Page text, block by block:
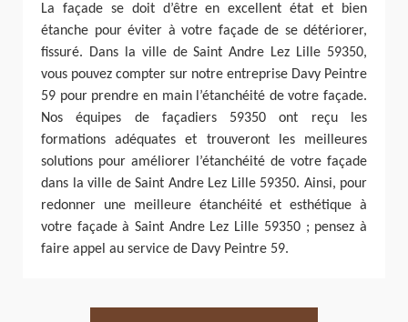
La façade se doit d’être en excellent état et bien
étanche pour éviter à votre façade de se détériorer,
fissuré. Dans la ville de Saint Andre Lez Lille 59350,
vous pouvez compter sur notre entreprise Davy Peintre
59 pour prendre en main l’étanchéité de votre façade.
Nos équipes de façadiers 59350 ont reçu les
formations adéquates et trouveront les meilleures
solutions pour améliorer l’étanchéité de votre façade
dans la ville de Saint Andre Lez Lille 59350. Ainsi, pour
redonner une meilleure étanchéité et esthétique à
votre façade à Saint Andre Lez Lille 59350 ; pensez à
faire appel au service de Davy Peintre 59.